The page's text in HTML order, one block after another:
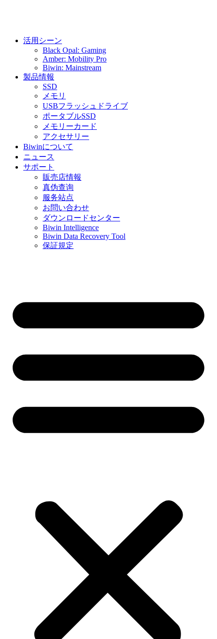
活用シーン
Black Opal: Gaming
Amber: Mobility Pro
Biwin: Mainstream
製品情報
SSD
メモリ
USBフラッシュドライブ
ポータブルSSD
メモリーカード
アクセサリー
Biwinについて
ニュース
サポート
販売店情報
真伪查询
服务站点
お問い合わせ
ダウンロードセンター
Biwin Intelligence
Biwin Data Recovery Tool
保証規定